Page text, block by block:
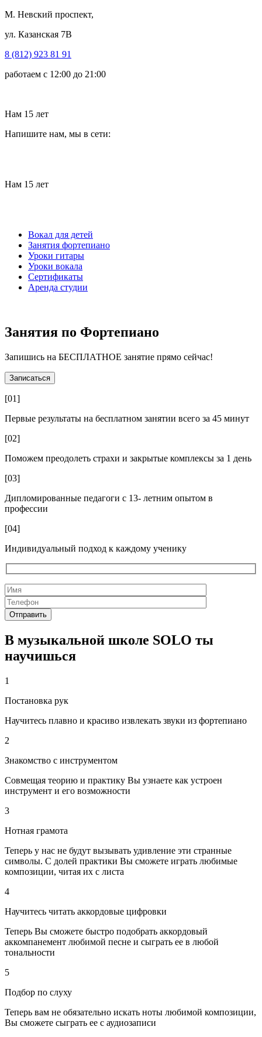
М. Невский проспект,
ул. Казанская 7В
8 (812) 923 81 91
работаем с 12:00 до 21:00
Нам 15 лет
Напишите нам, мы в сети:
Нам 15 лет
Вокал для детей
Занятия фортепиано
Уроки гитары
Уроки вокала
Сертификаты
Аренда студии
Занятия по Фортепиано
Запишись на БЕСПЛАТНОЕ занятие прямо сейчас!
Записаться
[01]
Первые результаты на бесплатном занятии всего за 45 минут
[02]
Поможем преодолеть страхи и закрытые комплексы за 1 день
[03]
Дипломированные педагоги с 13- летним опытом в
профессии
[04]
Индивидуальный подход к каждому ученику
В музыкальной школе SOLO ты
научишься
1
Постановка рук
Научитесь плавно и красиво извлекать звуки из фортепиано
2
Знакомство с инструментом
Совмещая теорию и практику Вы узнаете как устроен
инструмент и его возможности
3
Нотная грамота
Теперь у нас не будут вызывать удивление эти странные
символы. С долей практики Вы сможете играть любимые
композиции, читая их с листа
4
Научитесь читать аккордовые цифровки
Теперь Вы сможете быстро подобрать аккордовый
аккомпанемент любимой песне и сыграть ее в любой
тональности
5
Подбор по слуху
Теперь вам не обязательно искать ноты любимой композиции,
Вы сможете сыграть ее с аудиозаписи